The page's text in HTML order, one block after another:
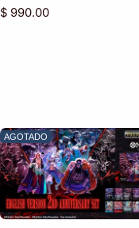
Precio habitual
$ 990.00
AGOTADO